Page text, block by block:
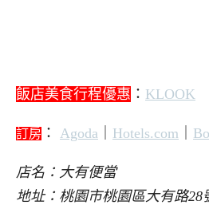
飯店美食行程優惠 ： KLOOK
訂房 ： Agoda Hotels.com
店名：大有便當
地址：桃園市桃園區大有路